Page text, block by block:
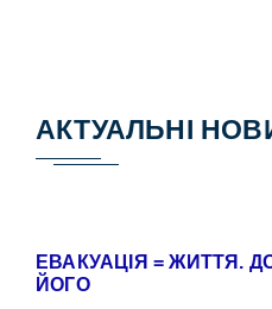
АКТУАЛЬНІ
ЕВАКУАЦІЯ = ЖИТТЯ.
ЙОГО